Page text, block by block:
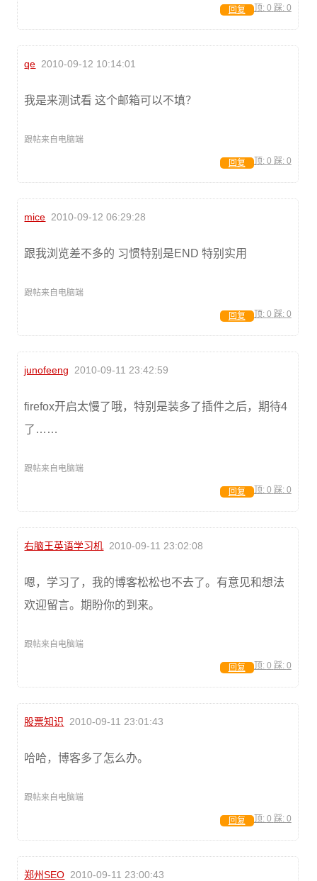
顶: 0 踩: 0
回复
qe 2010-09-12 10:14:01
我是来测试看 这个邮箱可以不填？
跟帖来自电脑端
顶: 0 踩: 0
回复
mice 2010-09-12 06:29:28
跟我浏览差不多的 习惯特别是END 特别实用
跟帖来自电脑端
顶: 0 踩: 0
回复
junofeeng 2010-09-11 23:42:59
firefox开启太慢了哦，特别是装多了插件之后，期待4
了……
跟帖来自电脑端
顶: 0 踩: 0
回复
右脑王英语学习机 2010-09-11 23:02:08
嗯，学习了，我的博客松松也不去了。有意见和想法
欢迎留言。期盼你的到来。
跟帖来自电脑端
顶: 0 踩: 0
回复
股票知识 2010-09-11 23:01:43
哈哈，博客多了怎么办。
跟帖来自电脑端
顶: 0 踩: 0
回复
郑州SEO 2010-09-11 23:00:43